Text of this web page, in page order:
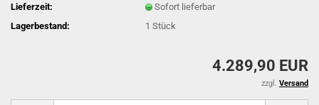
Lieferzeit:
Sofort lieferbar
Lagerbestand:
1Stück
4.289,90 EUR
zzgl. Versand